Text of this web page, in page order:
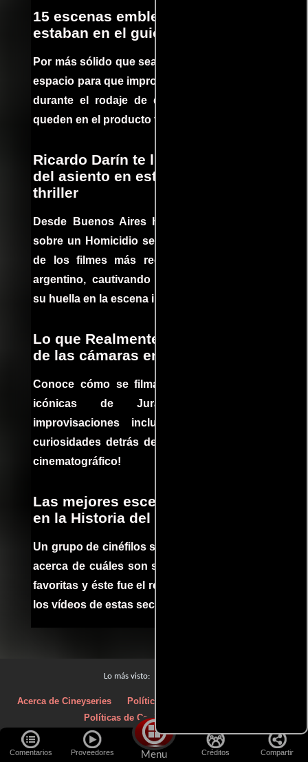
Comentarios Proveedores Menu Créditos Compartir
15 escenas emblemáticas que no
estaban en el guion
Por más sólido que sea un guión siempre hay
espacio para que improvisaciones que se dan
durante el rodaje de determinadas escenas
queden en el producto final.
Ricardo Darín te llevará al borde
del asiento en este increíble
thriller
Desde Buenos Aires hasta el mundo, Tesis
sobre un Homicidio se ha convertido en uno
de los filmes más recomendados del cine
argentino, cautivando audiencias y dejando
su huella en la escena internacional.
Lo que Realmente Sucedió detrás
de las cámaras en Jurassic Park
Conoce cómo se filmaron algunas escenas
icónicas de Jurassic Park, con
improvisaciones incluidas. ¡Descubre las
curiosidades detrás del rodaje de un clásico
cinematográfico!
Las mejores escenas de acción
en la Historia del cine
Un grupo de cinéfilos se juntaron para debatir
acerca de cuáles son sus escenas de acción
favoritas y éste fue el resultado. No te pierdas
los vídeos de estas secuencias inolvidables.
Lo más visto:
Acerca de Cineyseries Políticas de privacidad
Políticas de Cookies